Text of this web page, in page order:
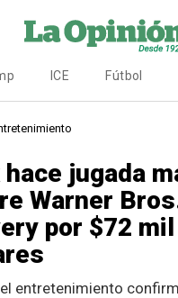
ICE Fútbol
jugada
Warner
por $72
entretenimiento